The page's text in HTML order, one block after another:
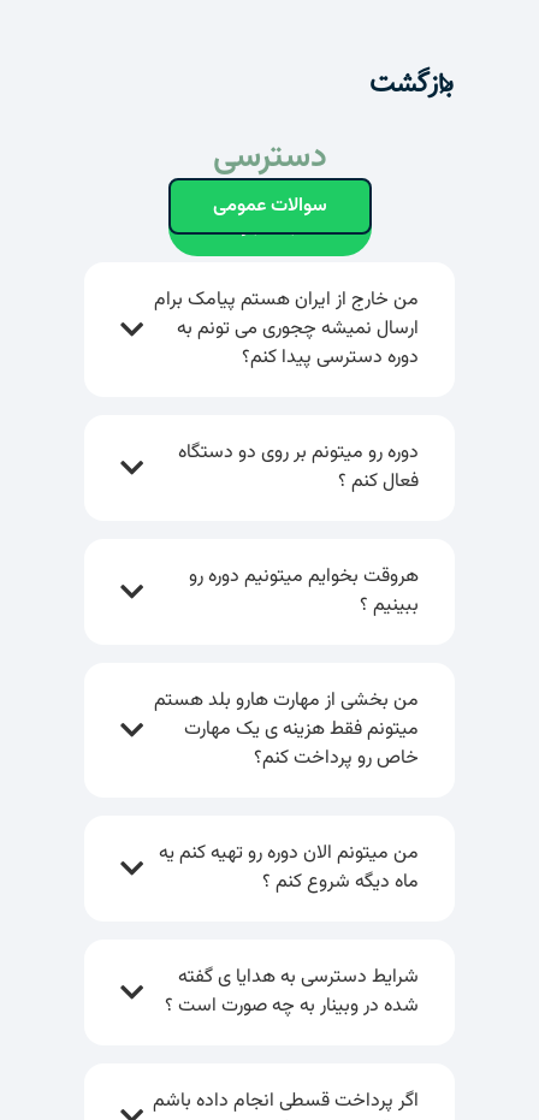
بازگشت
دسترسی
جستجو
سوالات عمومی
من خارج از ایران هستم پیامک برام
ارسال نمیشه چجوری می تونم به
دوره دسترسی پیدا کنم؟
دوره رو میتونم بر روی دو دستگاه
فعال کنم ؟
هروقت بخوایم میتونیم دوره رو
ببینیم ؟
من بخشی از مهارت هارو بلد هستم
میتونم فقط هزینه ی یک مهارت
خاص رو پرداخت کنم؟
من میتونم الان دوره رو تهیه کنم یه
ماه دیگه شروع کنم ؟
شرایط دسترسی به هدایا ی گفته
شده در وبینار به چه صورت است ؟
اگر پرداخت قسطی انجام داده باشم